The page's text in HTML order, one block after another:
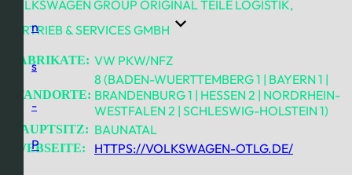
n
s
-
P
VOLKSWAGEN GROUP ORIGINAL TEILE LOGISTIK,
VERTRIEB & SERVICES GMBH
FABRIKATE: VW PKW/NFZ
STANDORTE:
8 (BADEN-WUERTTEMBERG 1 | BAYERN 1 |
BRANDENBURG 1 | HESSEN 2 | NORDRHEIN-
WESTFALEN 2 | SCHLESWIG-HOLSTEIN 1)
HAUPTSITZ: BAUNATAL
WEBSEITE: HTTPS://VOLKSWAGEN-OTLG.DE/